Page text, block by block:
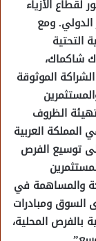
الأزياء
الدولي. ومع
التحتية
شاكماك،
الموثوقة
الظروف
المملكة العربية
توسيع الفرص
والمساهمة في
السوق ومبادرات
بالفرص المحلية،